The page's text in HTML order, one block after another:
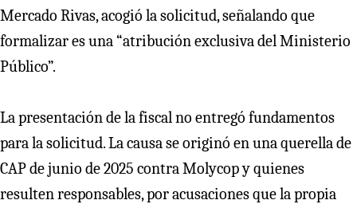
Mercado Rivas, acogió la solicitud, señalando que
formalizar es una “atribución exclusiva del Ministerio
Público”.
La presentación de la fiscal no entregó fundamentos
para la solicitud. La causa se originó en una querella de
CAP de junio de 2025 contra Molycop y quienes
resulten responsables, por acusaciones que la propia